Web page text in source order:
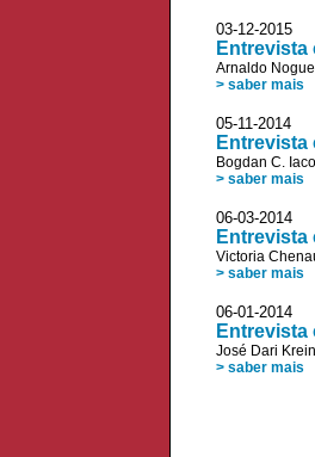
03-12-
Entrevista
Arnaldo
> saber mais
05-11-
Entrevista
Bogdan C.
> saber mais
06-03-
Entrevista
Victoria
> saber mais
06-01-
Entrevista
José Dari Krein
> saber mais